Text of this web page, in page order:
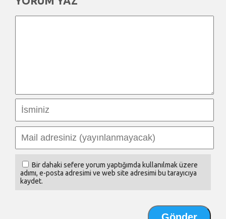
Bir dahaki sefere yorum yaptığımda kullanılmak üzere
adımı, e-posta adresimi ve web site adresimi bu tarayıcıya
kaydet.